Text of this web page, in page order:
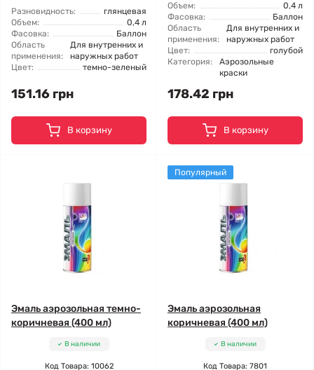
Разновидность:
глянцевая
Объем:
0,4 л
Фасовка:
Баллон
Область
применения:
Для внутренних и
наружных работ
Цвет:
темно-зеленый
151.16 грн
В корзину
Объем:
0,4 л
Фасовка:
Баллон
Область
применения:
Для внутренних и
наружных работ
Цвет:
голубой
Категория:
Аэрозольные
краски
178.42 грн
В корзину
Эмаль аэрозольная темно-
коричневая (400 мл)
В наличии
Код Товара: 10062
Популярный
Эмаль аэрозольная
коричневая (400 мл)
В наличии
Код Товара: 7801